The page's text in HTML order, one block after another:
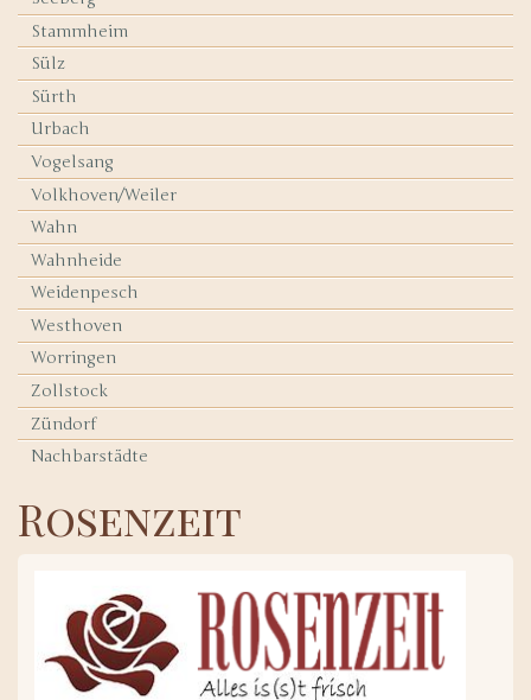
Stammheim
Sülz
Sürth
Urbach
Vogelsang
Volkhoven/Weiler
Wahn
Wahnheide
Weidenpesch
Westhoven
Worringen
Zollstock
Zündorf
Nachbarstädte
Rosenzeit